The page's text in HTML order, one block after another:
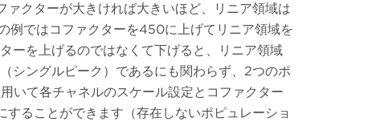
クターが大きければ大きいほど、リニア領域は
ではコファクターを450に上げてリニア領域を
ーを上げるのではなくて下げると、リニア領域
シングルピーク）であるにも関わらず、2つのポ
いて各チャネルのスケール設定とコファクター
ることができます（存在しないポピュレーショ